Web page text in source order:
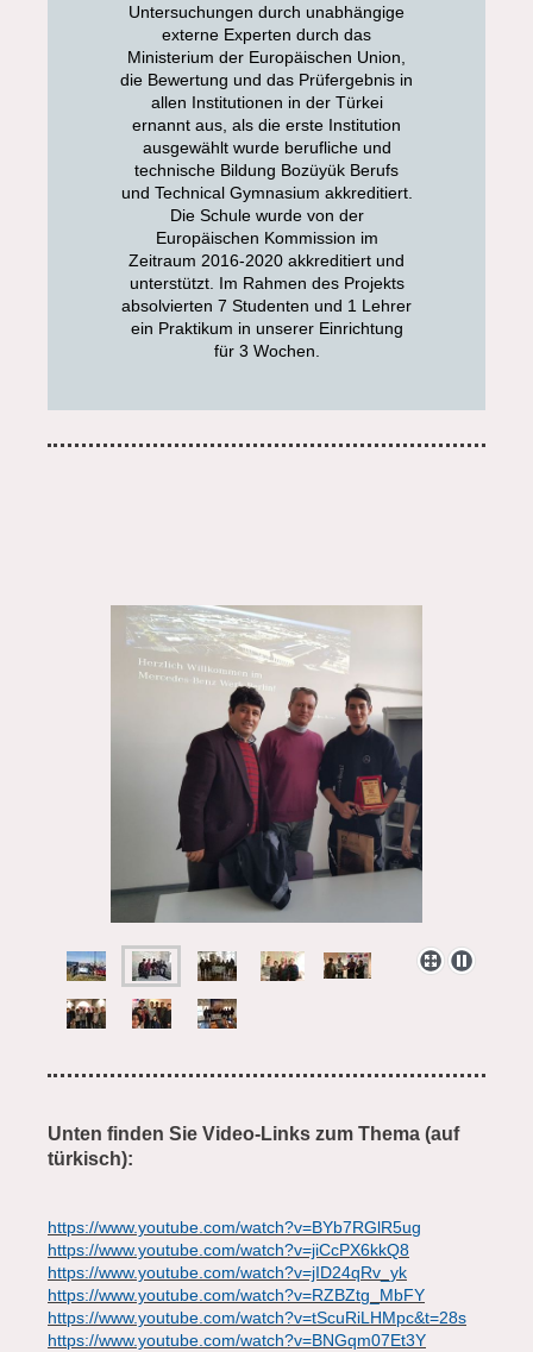
Untersuchungen durch unabhängige
externe Experten durch das
Ministerium der Europäischen Union,
die Bewertung und das Prüfergebnis in
allen Institutionen in der Türkei
ernannt aus, als die erste Institution
ausgewählt wurde berufliche und
technische Bildung Bozüyük Berufs
und Technical Gymnasium akkreditiert.
Die Schule wurde von der
Europäischen Kommission im
Zeitraum 2016-2020 akkreditiert und
unterstützt. Im Rahmen des Projekts
absolvierten 7 Studenten und 1 Lehrer
ein Praktikum in unserer Einrichtung
für 3 Wochen.
Unten finden Sie Video-Links zum Thema (auf
türkisch):
https://www.youtube.com/watch?v=BYb7RGlR5ug
https://www.youtube.com/watch?v=jiCcPX6kkQ8
https://www.youtube.com/watch?v=jID24qRv_yk
https://www.youtube.com/watch?v=RZBZtg_MbFY
https://www.youtube.com/watch?v=tScuRiLHMpc&t=28s
https://www.youtube.com/watch?v=BNGqm07Et3Y